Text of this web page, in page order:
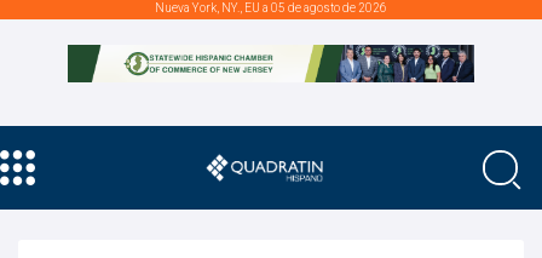
Nueva York, NY., EU a 05 de agosto de 2026